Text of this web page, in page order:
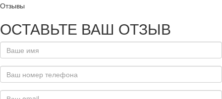
Отзывы
ОСТАВЬТЕ ВАШ ОТЗЫВ